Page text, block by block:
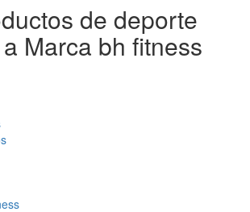
de deporte
Marca bh fitness